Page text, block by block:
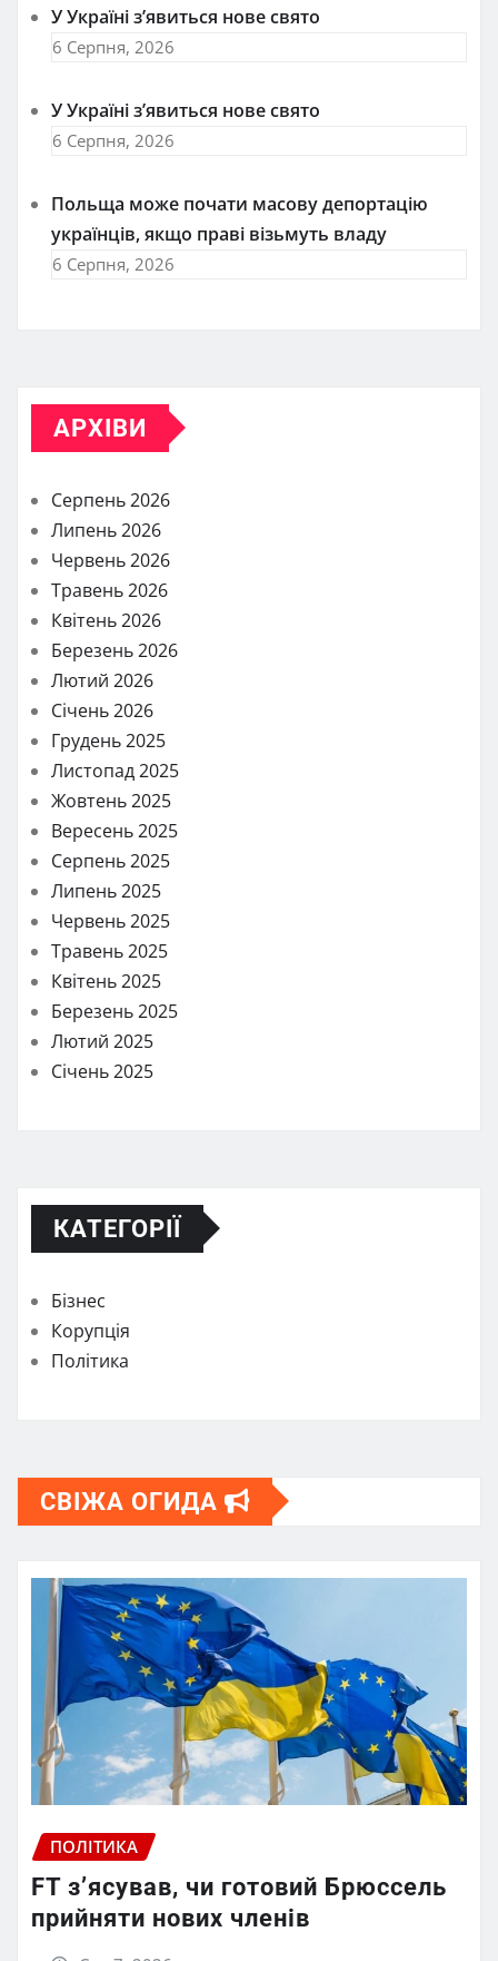
У Україні з’явиться нове свято
6 Серпня, 2026
У Україні з’явиться нове свято
6 Серпня, 2026
Польща може почати масову депортацію
українців, якщо праві візьмуть владу
6 Серпня, 2026
АРХІВИ
Серпень 2026
Липень 2026
Червень 2026
Травень 2026
Квітень 2026
Березень 2026
Лютий 2026
Січень 2026
Грудень 2025
Листопад 2025
Жовтень 2025
Вересень 2025
Серпень 2025
Липень 2025
Червень 2025
Травень 2025
Квітень 2025
Березень 2025
Лютий 2025
Січень 2025
КАТЕГОРІЇ
Бізнес
Корупція
Політика
СВІЖА ОГИДА
ПОЛІТИКА
FT зʼясував, чи готовий Брюссель
прийняти нових членів